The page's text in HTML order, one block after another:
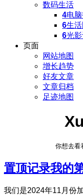
数码生活
4电
6生
6光
页面
网站地图
增长趋势
好友文章
文章归档
足迹地图
你想去看
置顶记录我的
我们是2024年11月份